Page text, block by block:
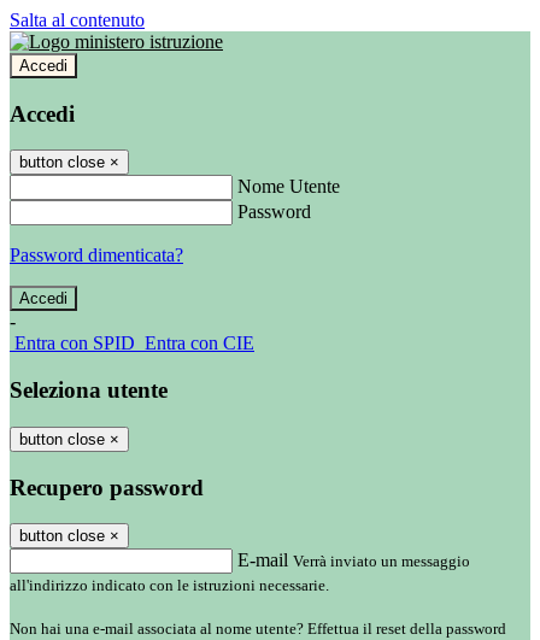
Salta al contenuto
Accedi
Accedi
button close ×
Nome Utente
Password
Password dimenticata?
-
Entra con SPID Entra con CIE
Seleziona utente
button close ×
Recupero password
button close ×
E-mail Verrà inviato un messaggio
all'indirizzo indicato con le istruzioni necessarie.
Non hai una e-mail associata al nome utente? Effettua il reset della password